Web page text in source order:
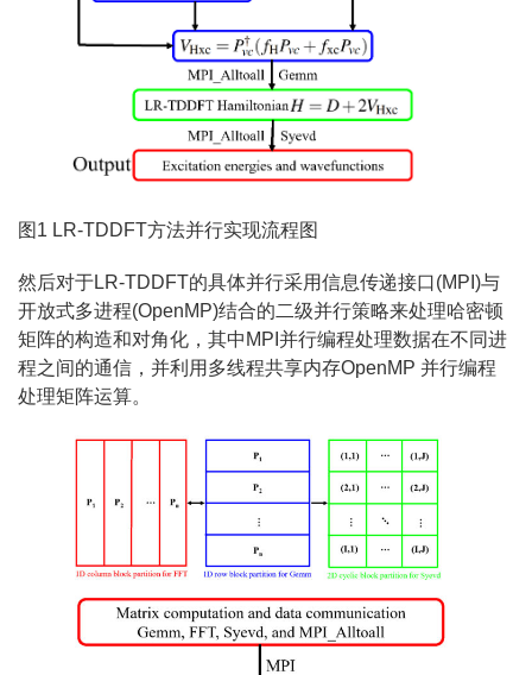
图1 LR-TDDFT方法并行实现流程图
然后对于LR-TDDFT的具体并行采用信息传递接口(MPI)与
开放式多进程(OpenMP)结合的二级并行策略来处理哈密顿
矩阵的构造和对角化，其中MPI并行编程处理数据在不同进
程之间的通信，并利用多线程共享内存OpenMP 并行编程
处理矩阵运算。